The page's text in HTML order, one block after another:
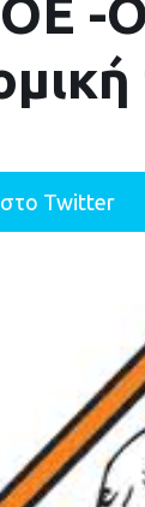
-
Twitter